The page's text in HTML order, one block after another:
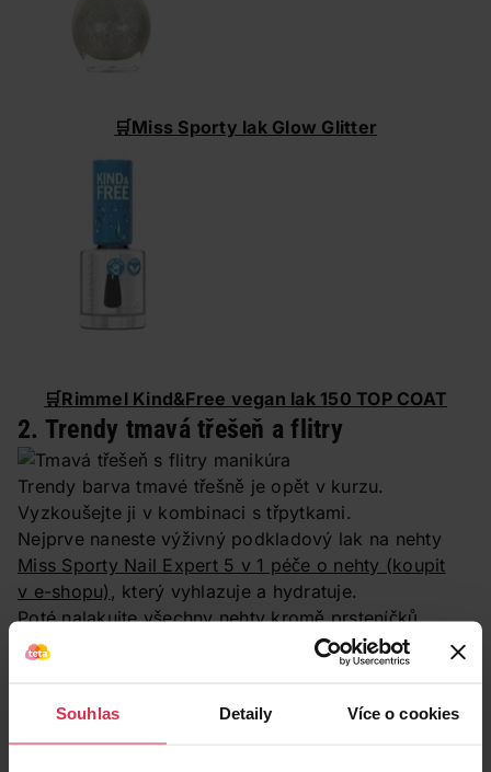
Souhlas Detaily Více o cookies
🛒Miss Sporty lak Glow Glitter
🛒Rimmel Kind&Free vegan lak 150 TOP COAT
2. Trendy tmavá třešeň a flitry
Trendy barva tmavé třešně je opět v kurzu.
Vyzkoušejte ji v kombinaci s třpytkami.
Nejprve naneste výživný podkladový lak na nehty
Miss Sporty Nail Expert 5 v 1 péče o nehty (koupit
v e-shopu) , který vyhlazuje a hydratuje.
Poté nalakujte všechny nehty kromě prsteníčků
lakem
Rimmel London lak 60s Supershine(koupit
, nezapomeňte na dvě vrstvy pro lepší